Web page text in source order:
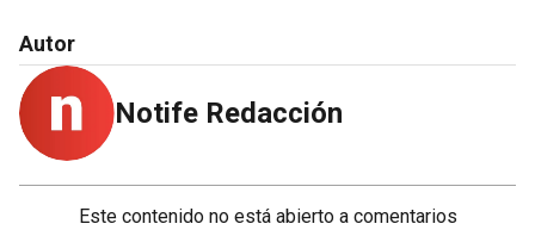
Autor
Notife Redacción
Este contenido no está abierto a comentarios